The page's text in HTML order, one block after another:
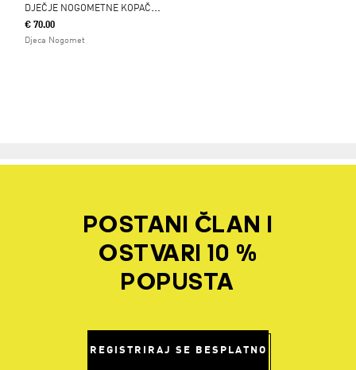
D
JEČJE NOGOMETNE KOPAČKE ZA TVRDU PODLOGU F50 HYPERFAST LEAGUE
€ 70.00
Djeca Nogomet
POSTANI ČLAN I
OSTVARI 10 %
POPUSTA
REGISTRIRAJ SE BESPLATNO